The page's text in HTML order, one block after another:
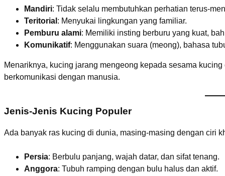
Mandiri: Tidak selalu membutuhkan perhatian terus-
Teritorial : Menyukai lingkungan yang familiar.
Pemburu alami: Memiliki insting berburu yang kuat,
Komunikatif: Menggunakan suara (meong), bahasa
Menariknya, kucing jarang mengeong kepada sesama
berkomunikasi dengan manusia.
Jenis-Jenis Kucing Populer
Ada banyak ras kucing di dunia, masing-masing dengan ciri
Persia: Berbulu panjang, wajah datar, dan sifat tenang.
Anggora: Tubuh ramping dengan bulu halus dan aktif.